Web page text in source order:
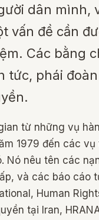
dân mình,
vấn đề cần
Các bằng
tức, phái
từ những vụ
1979 đến các
Nó nêu tên các
và các báo cáo
Human
tại Iran,